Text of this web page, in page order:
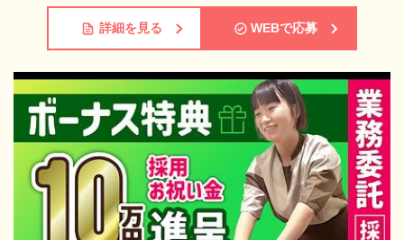
詳細を見る WEBで応募